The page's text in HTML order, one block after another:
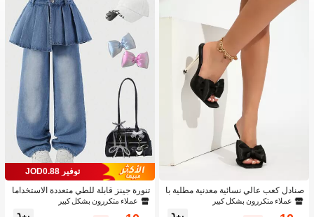
صنادل كعب عالي نسائية معدنية مطلية با
لكهرباء، صنادل كعب عالي ذات بريق وط
عملاء متكررون بشكل كبير
توفير JOD0.88
تنورة جينز قابلة للطي متعددة الاستخداما
ت بتصميم قطعتين للبنات 1 قطعة
عملاء متكررون بشكل كبير